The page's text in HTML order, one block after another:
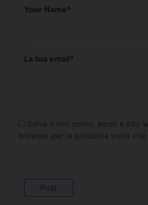
Your Name*
La tua email*
Salva il mio nome, email e sito
browser per la prossima volta che